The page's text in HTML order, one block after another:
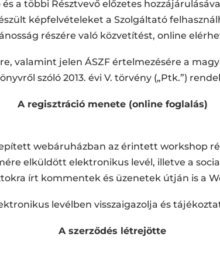
a többi Résztvevő előzetes
képfelvételeket a Szolgáltató
részére való közvetítést, online
valamint jelen ÁSZF értelmezésére a
szóló 2013. évi V. törvény („Ptk.”)
A regisztráció menete (online foglalás)
webáruházban az érintett workshop
elküldött elektronikus levél, illetve a
írt kommentek és üzenetek útján is a
levélben visszaigazolja és
A szerződés létrejötte